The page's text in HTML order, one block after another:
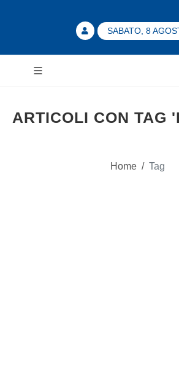
SABATO, 8
ARTICOLI CON TAG
Home / Tag